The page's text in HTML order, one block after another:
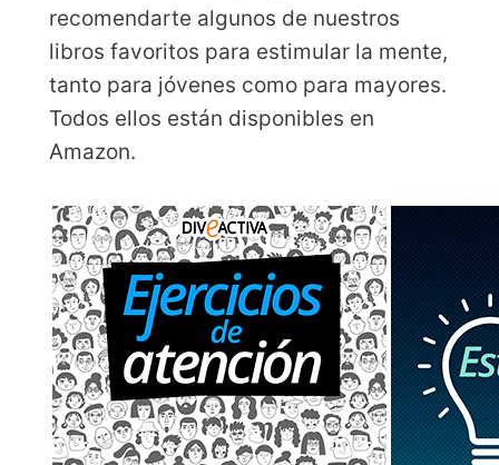
recomendarte algunos de nuestros
libros favoritos para estimular la mente,
tanto para jóvenes como para mayores.
Todos ellos están disponibles en
Amazon.